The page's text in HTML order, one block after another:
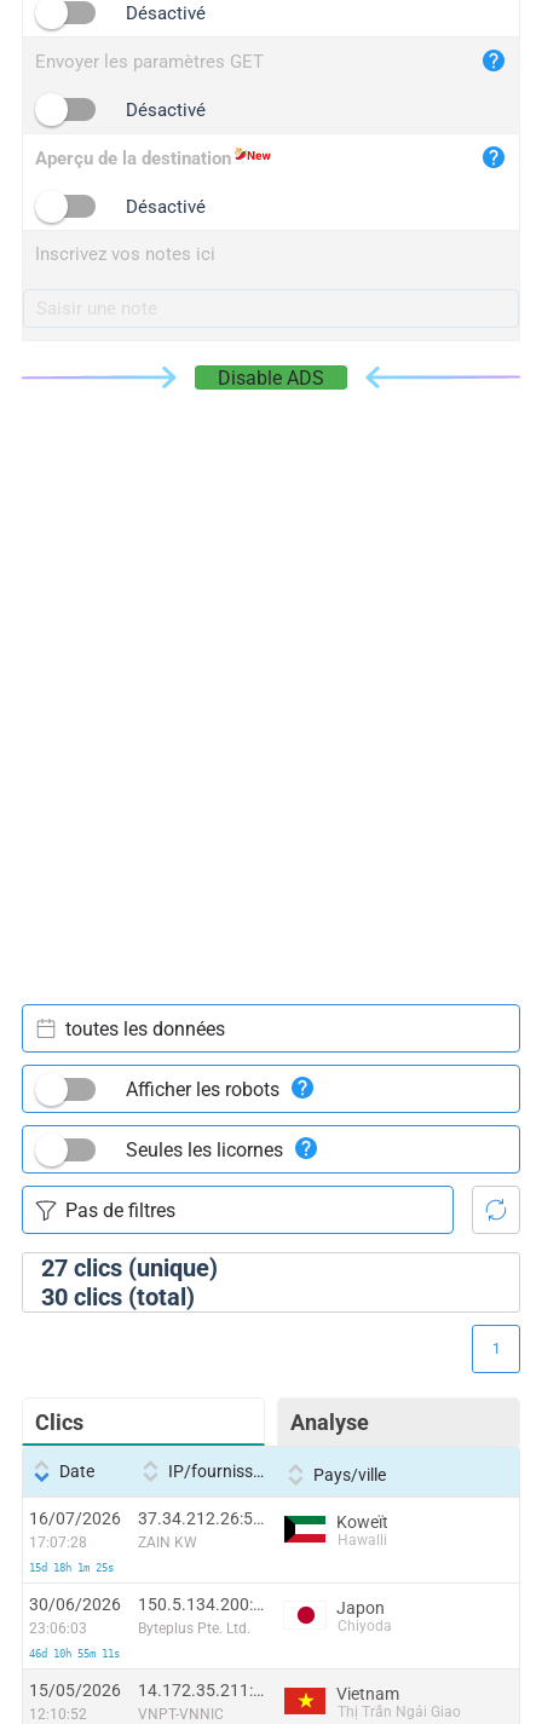
Désactivé
Envoyer les paramètres GET
Désactivé
Aperçu de la destination
Désactivé
Inscrivez vos notes ici
Disable ADS
27clics (unique)
30clics (total)
toutes les données
Afficher les robots
Seules les licornes
Clics Analyse
1
Date IP/fournisseur Pays/ville
16/07/2026
17:07:28
15d 18h 1m 25s
37.34.212.26:55600
ZAIN KW
Koweït
Hawalli
30/06/2026
23:06:03
46d 10h 55m 11s
150.5.134.200:11833
Byteplus Pte. Ltd.
Japon
Chiyoda
15/05/2026
12:10:52
14.172.35.211:58660
VNPT-VNNIC
Vietnam
Thị Trấn Ngải Giao